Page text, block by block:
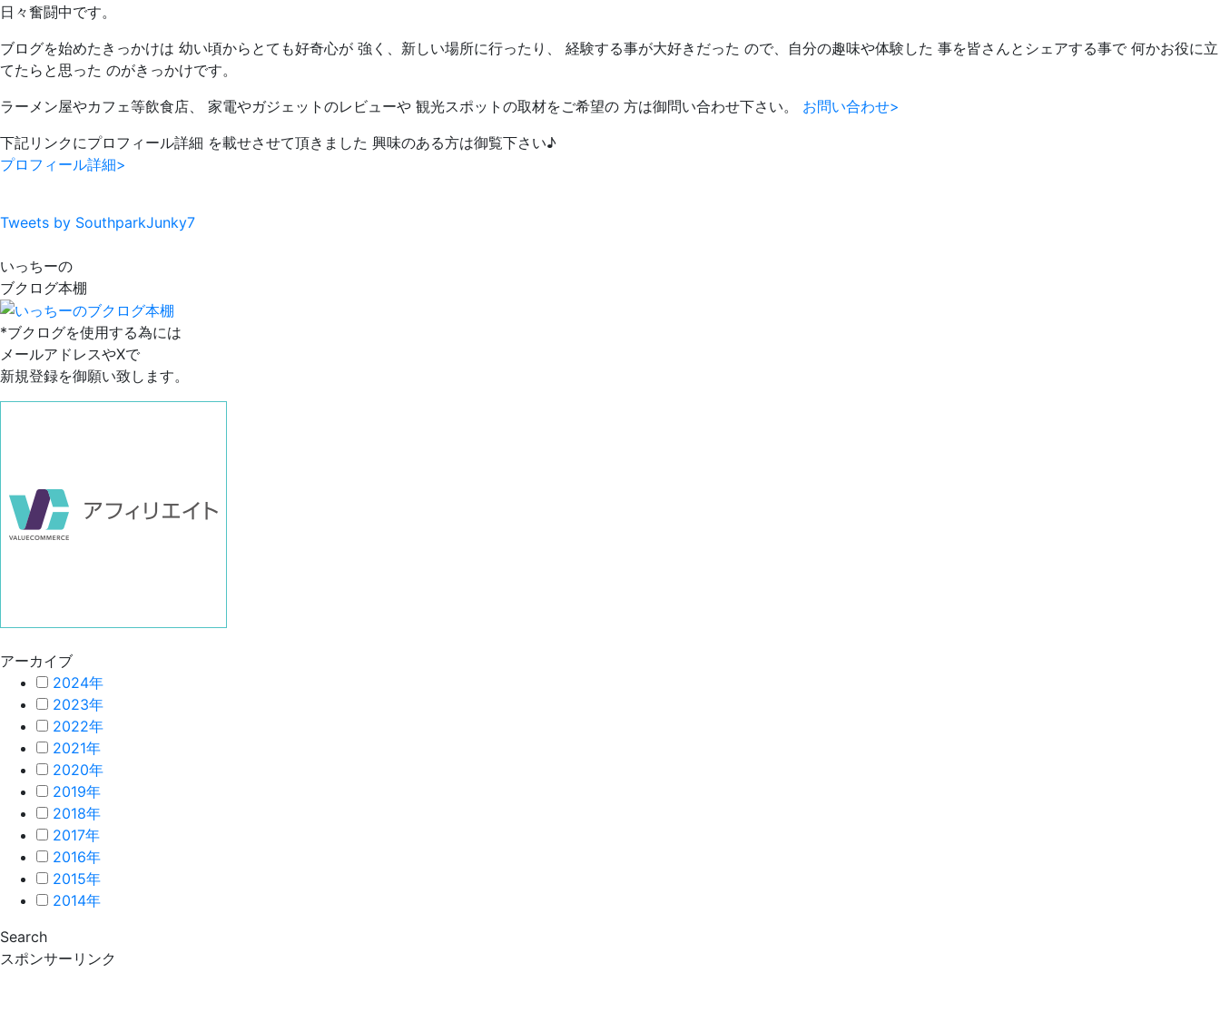
日々奮闘中です。
ブログを始めたきっかけは 幼い頃からとても好奇心が 強く、新しい場所に行ったり、 経験する事が大好きだった ので、自分の趣味や体験した 事を皆さんとシェアする事で 何かお役に立
てたらと思った のがきっかけです。
ラーメン屋やカフェ等飲食店、 家電やガジェットのレビューや 観光スポットの取材をご希望の 方は御問い合わせ下さい。 お問い合わせ>
下記リンクにプロフィール詳細 を載せさせて頂きました 興味のある方は御覧下さい♪
プロフィール詳細>
Tweets by SouthparkJunky7
いっちーの
ブクログ本棚
*ブクログを使用する為には
メールアドレスやXで
新規登録を御願い致します。
アーカイブ
2024年
2023年
2022年
2021年
2020年
2019年
2018年
2017年
2016年
2015年
2014年
Search
スポンサーリンク